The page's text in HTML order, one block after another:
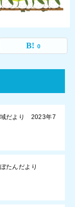
0
だより 2023年7
たんだより